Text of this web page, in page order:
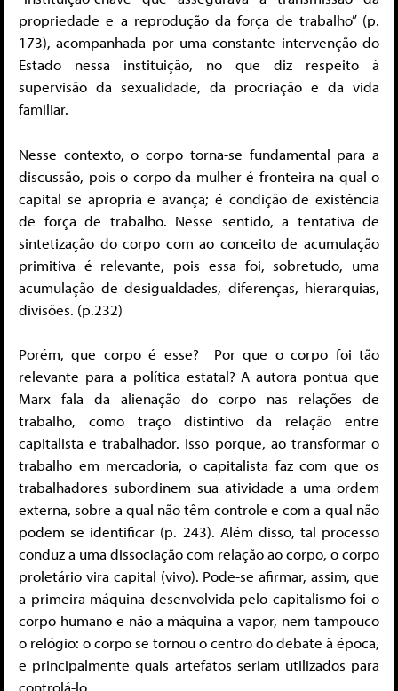
propriedade e a reprodução da força de trabalho” (p.
173), acompanhada por uma constante intervenção do
Estado nessa instituição, no que diz respeito à
supervisão da sexualidade, da procriação e da vida
familiar.
Nesse contexto, o corpo torna-se fundamental para a
discussão, pois o corpo da mulher é fronteira na qual o
capital se apropria e avança; é condição de existência
de força de trabalho. Nesse sentido, a tentativa de
sintetização do corpo com ao conceito de acumulação
primitiva é relevante, pois essa foi, sobretudo, uma
acumulação de desigualdades, diferenças, hierarquias,
divisões. (p.232)
Porém, que corpo é esse? Por que o corpo foi tão
relevante para a política estatal? A autora pontua que
Marx fala da alienação do corpo nas relações de
trabalho, como traço distintivo da relação entre
capitalista e trabalhador. Isso porque, ao transformar o
trabalho em mercadoria, o capitalista faz com que os
trabalhadores subordinem sua atividade a uma ordem
externa, sobre a qual não têm controle e com a qual não
podem se identificar (p. 243). Além disso, tal processo
conduz a uma dissociação com relação ao corpo, o corpo
proletário vira capital (vivo). Pode-se afirmar, assim, que
a primeira máquina desenvolvida pelo capitalismo foi o
corpo humano e não a máquina a vapor, nem tampouco
o relógio: o corpo se tornou o centro do debate à época,
e principalmente quais artefatos seriam utilizados para
controlá-lo.